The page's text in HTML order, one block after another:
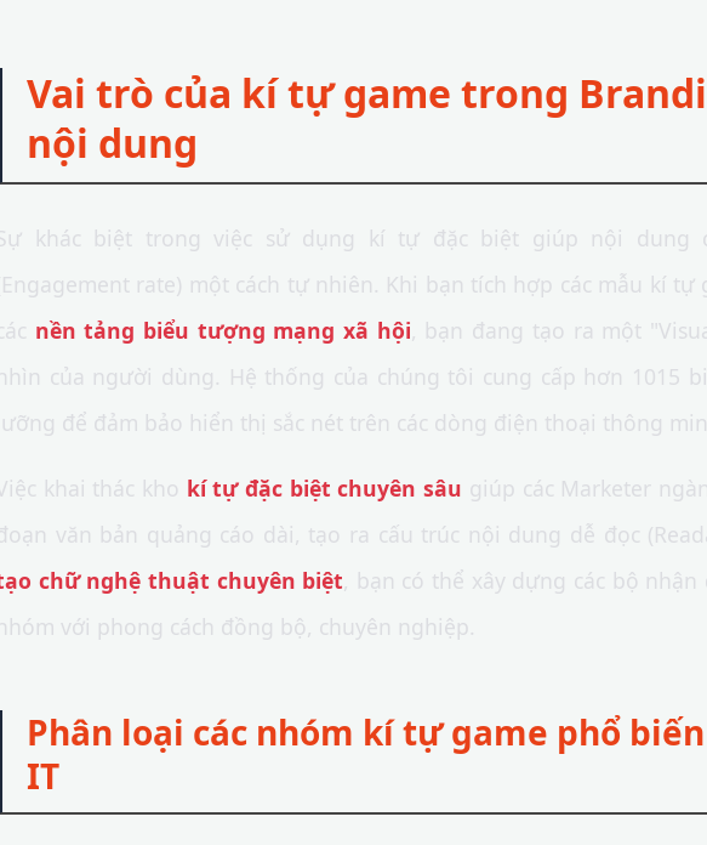
Vai trò của kí tự game trong
nội dung
khác biệt trong việc sử dụng kí tự đặc biệt giúp nội dung
rate) một cách tự nhiên. Khi bạn tích hợp các mẫu kí
nền tảng biểu tượng mạng xã hội, bạn đang tạo ra một
của người dùng. Hệ thống của chúng tôi cung cấp hơn 1015
để đảm bảo hiển thị sắc nét trên các dòng điện thoại thông
khai thác kho kí tự đặc biệt chuyên sâu giúp các Marketer
văn bản quảng cáo dài, tạo ra cấu trúc nội dung dễ đọc
chữ nghệ thuật chuyên biệt, bạn có thể xây dựng các bộ
với phong cách đồng bộ, chuyên nghiệp.
Phân loại các nhóm kí tự game phổ
IT